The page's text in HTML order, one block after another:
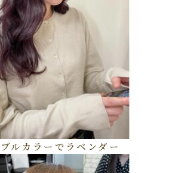
ルカラーでラベンダー